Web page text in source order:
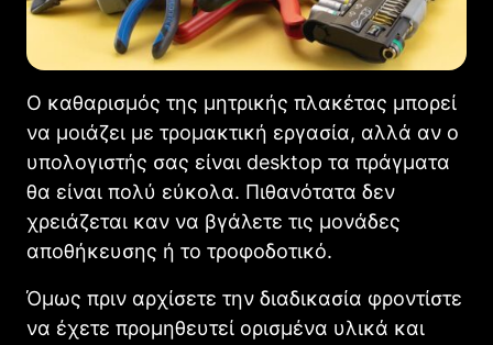
Ο καθαρισμός της μητρικής πλακέτας μπορεί
να μοιάζει με τρομακτική εργασία, αλλά αν ο
υπολογιστής σας είναι desktop τα πράγματα
θα είναι πολύ εύκολα. Πιθανότατα δεν
χρειάζεται καν να βγάλετε τις μονάδες
αποθήκευσης ή το τροφοδοτικό.
Όμως πριν αρχίσετε την διαδικασία φροντίστε
να έχετε προμηθευτεί ορισμένα υλικά και